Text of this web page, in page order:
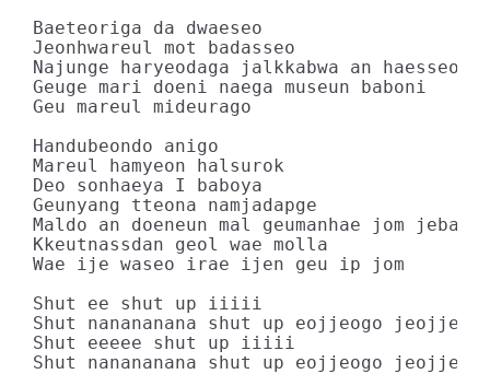
Baeteoriga da dwaeseo
Jeonhwareul mot badasseo
Najunge haryeodaga jalkkabwa an haesseo
Geuge mari doeni naega museun baboni
Geu mareul mideurago
Handubeondo anigo
Mareul hamyeon halsurok
Deo sonhaeya I baboya
Geunyang tteona namjadapge
Maldo an doeneun mal geumanhae jom jebal
Kkeutnassdan geol wae molla
Wae ije waseo irae ijen geu ip jom
Shut ee shut up iiiii
Shut nanananana shut up eojjeogo
Shut eeeee shut up iiiii
Shut nanananana shut up eojjeogo